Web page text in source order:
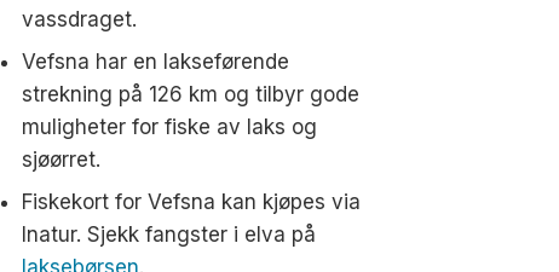
vassdraget.
Vefsna har en lakseførende
strekning på 126 km og tilbyr gode
muligheter for fiske av laks og
sjøørret.
Fiskekort for Vefsna kan kjøpes via
Inatur. Sjekk fangster i elva på
laksebørsen.